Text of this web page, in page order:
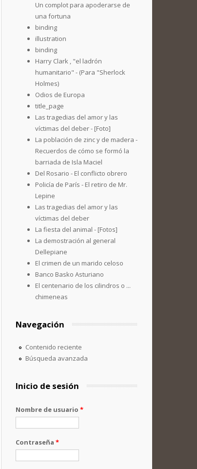
Un complot para apoderarse de
una fortuna
binding
illustration
binding
Harry Clark , "el ladrón
humanitario" - (Para "Sherlock
Holmes)
Odios de Europa
title_page
Las tragedias del amor y las
víctimas del deber - [Foto]
La población de zinc y de madera -
Recuerdos de cómo se formó la
barriada de Isla Maciel
Del Rosario - El conflicto obrero
Policía de París - El retiro de Mr.
Lepine
Las tragedias del amor y las
víctimas del deber
La fiesta del animal - [Fotos]
La demostración al general
Dellepiane
El crimen de un marido celoso
Banco Basko Asturiano
El centenario de los cilindros o ...
chimeneas
Navegación
Contenido reciente
Búsqueda avanzada
Inicio de sesión
Nombre de usuario *
Contraseña *